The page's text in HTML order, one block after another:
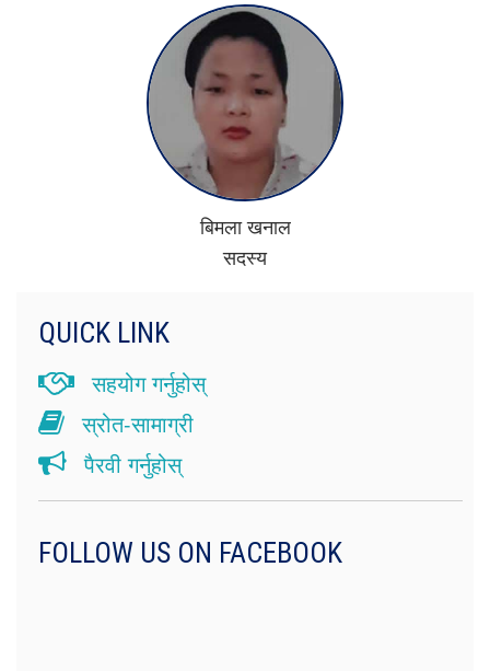
बिमला खनाल
सदस्य
QUICK LINK
सहयोग गर्नुहोस्
स्रोत-सामाग्री
पैरवी गर्नुहोस्
FOLLOW US ON FACEBOOK